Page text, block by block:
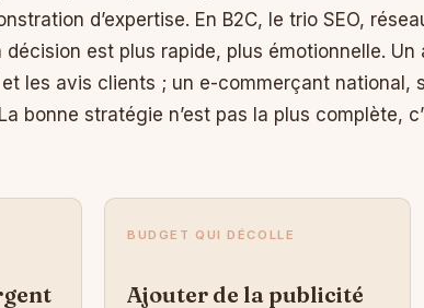
d’expertise. En B2C, le trio SEO,
est plus rapide, plus émotionnelle. Un
les avis clients ; un e-commerçant national,
bonne stratégie n’est pas la plus complète,
BUDGET QUI DÉCOLLE
Ajouter de la publicité